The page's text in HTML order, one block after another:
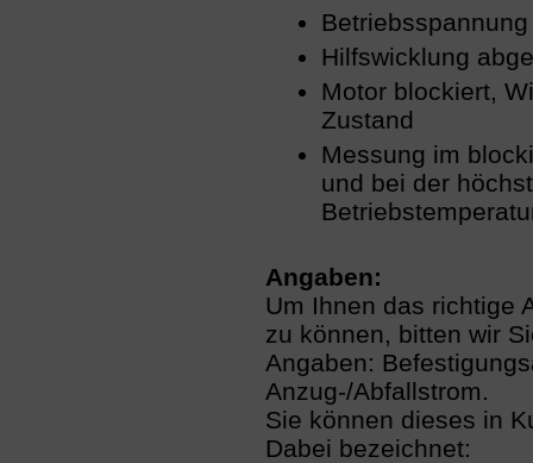
Hilfswicklung
Motor blockiert,
Zustand
Messung im
und bei der
Angaben:
Um Ihnen das richtige
zu können, bitten wir
Angaben:
Anzug-/Abfallstrom.
Sie können dieses in
Dabei bezeichnet: